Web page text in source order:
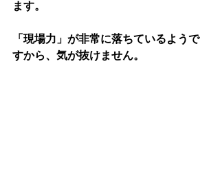
ます。
「現場力」が非常に落ちているようで
すから、気が抜けません。